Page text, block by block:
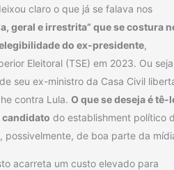
claro o que já se falava nos
geral e irrestrita” que se costura
do ex-presidente,
Eleitoral (TSE) em 2023. Ou
seu ex-ministro da Casa Civil
contra Lula. O que se deseja é tê-
candidato do establishment político
possivelmente, de boa parte da
acarreta um custo elevado para